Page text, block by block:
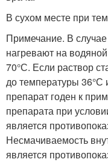
В сухом месте при
Примечание. В
нагревают на
70°С. Если раствор
до температуры 36°С
препарат годен к
препарата при
является
Несмачиваемость
является